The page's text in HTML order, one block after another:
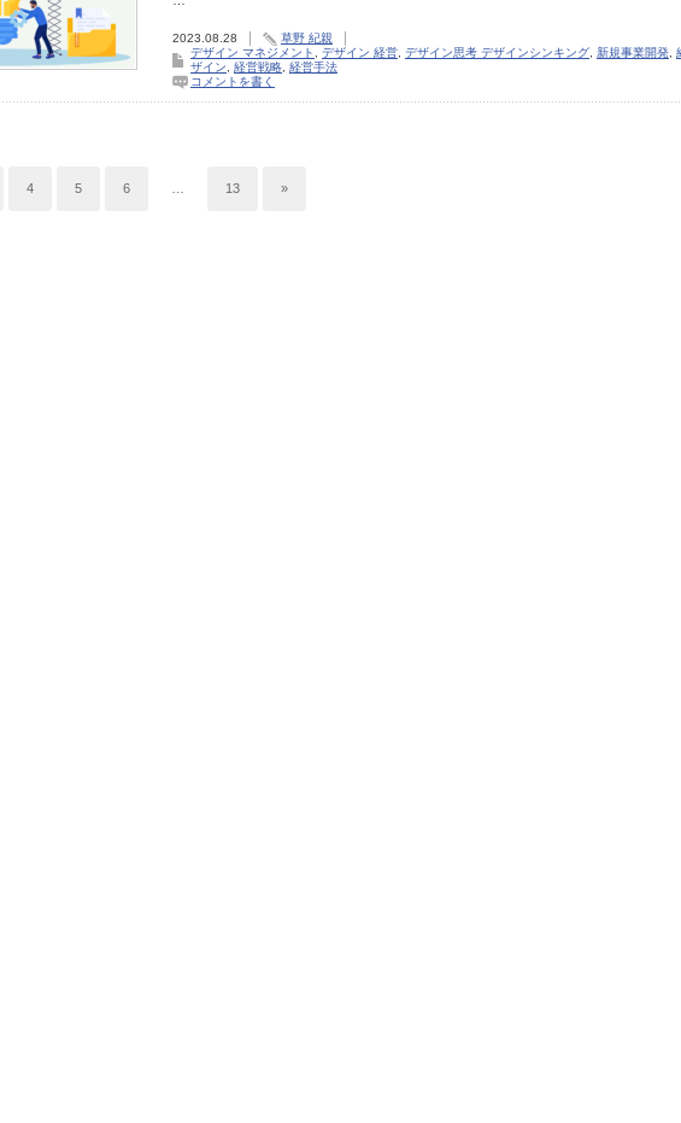
2023.08.28
草野 紀親
デザイン マネジメント
デザイン 経営 デザイン思考 デザインシンキング 新規事業開発
ザイン
経営戦略 経営手法
コメントを書く
4 5 6 13 »